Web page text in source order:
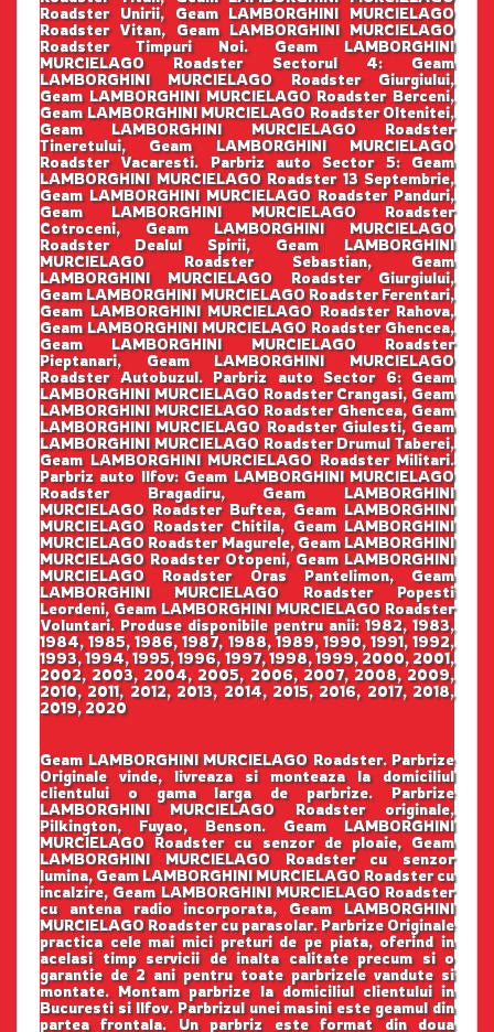
Roadster Unirii, Geam LAMBORGHINI MURCIELAGO
Roadster Vitan, Geam LAMBORGHINI MURCIELAGO
Roadster Timpuri Noi. Geam LAMBORGHINI
MURCIELAGO Roadster Sectorul 4: Geam
LAMBORGHINI MURCIELAGO Roadster Giurgiului,
Geam LAMBORGHINI MURCIELAGO Roadster Berceni,
Geam LAMBORGHINI MURCIELAGO Roadster Oltenitei,
Geam LAMBORGHINI MURCIELAGO Roadster
Tineretului, Geam LAMBORGHINI MURCIELAGO
Roadster Vacaresti. Parbriz auto Sector 5: Geam
LAMBORGHINI MURCIELAGO Roadster 13 Septembrie,
Geam LAMBORGHINI MURCIELAGO Roadster Panduri,
Geam LAMBORGHINI MURCIELAGO Roadster
Cotroceni, Geam LAMBORGHINI MURCIELAGO
Roadster Dealul Spirii, Geam LAMBORGHINI
MURCIELAGO Roadster Sebastian, Geam
LAMBORGHINI MURCIELAGO Roadster Giurgiului,
Geam LAMBORGHINI MURCIELAGO Roadster Ferentari,
Geam LAMBORGHINI MURCIELAGO Roadster Rahova,
Geam LAMBORGHINI MURCIELAGO Roadster Ghencea,
Geam LAMBORGHINI MURCIELAGO Roadster
Pieptanari, Geam LAMBORGHINI MURCIELAGO
Roadster Autobuzul. Parbriz auto Sector 6: Geam
LAMBORGHINI MURCIELAGO Roadster Crangasi, Geam
LAMBORGHINI MURCIELAGO Roadster Ghencea, Geam
LAMBORGHINI MURCIELAGO Roadster Giulesti, Geam
LAMBORGHINI MURCIELAGO Roadster Drumul Taberei,
Geam LAMBORGHINI MURCIELAGO Roadster Militari.
Parbriz auto Ilfov: Geam LAMBORGHINI MURCIELAGO
Roadster Bragadiru, Geam LAMBORGHINI
MURCIELAGO Roadster Buftea, Geam LAMBORGHINI
MURCIELAGO Roadster Chitila, Geam LAMBORGHINI
MURCIELAGO Roadster Magurele, Geam LAMBORGHINI
MURCIELAGO Roadster Otopeni, Geam LAMBORGHINI
MURCIELAGO Roadster Oras Pantelimon, Geam
LAMBORGHINI MURCIELAGO Roadster Popesti
Leordeni, Geam LAMBORGHINI MURCIELAGO Roadster
Voluntari. Produse disponibile pentru anii: 1982, 1983,
1984, 1985, 1986, 1987, 1988, 1989, 1990, 1991, 1992,
1993, 1994, 1995, 1996, 1997, 1998, 1999, 2000, 2001,
2002, 2003, 2004, 2005, 2006, 2007, 2008, 2009,
2010, 2011, 2012, 2013, 2014, 2015, 2016, 2017, 2018,
2019, 2020
Geam LAMBORGHINI MURCIELAGO Roadster. Parbrize
Originale vinde, livreaza si monteaza la domiciliul
clientului o gama larga de parbrize. Parbrize
LAMBORGHINI MURCIELAGO Roadster originale,
Pilkington, Fuyao, Benson. Geam LAMBORGHINI
MURCIELAGO Roadster cu senzor de ploaie, Geam
LAMBORGHINI MURCIELAGO Roadster cu senzor
lumina, Geam LAMBORGHINI MURCIELAGO Roadster cu
incalzire, Geam LAMBORGHINI MURCIELAGO Roadster
cu antena radio incorporata, Geam LAMBORGHINI
MURCIELAGO Roadster cu parasolar. Parbrize Originale
practica cele mai mici preturi de pe piata, oferind in
acelasi timp servicii de inalta calitate precum si o
garantie de 2 ani pentru toate parbrizele vandute si
montate. Montam parbrize la domiciliul clientului in
Bucuresti si Ilfov. Parbrizul unei masini este geamul din
partea frontala. Un parbriz este format din doua